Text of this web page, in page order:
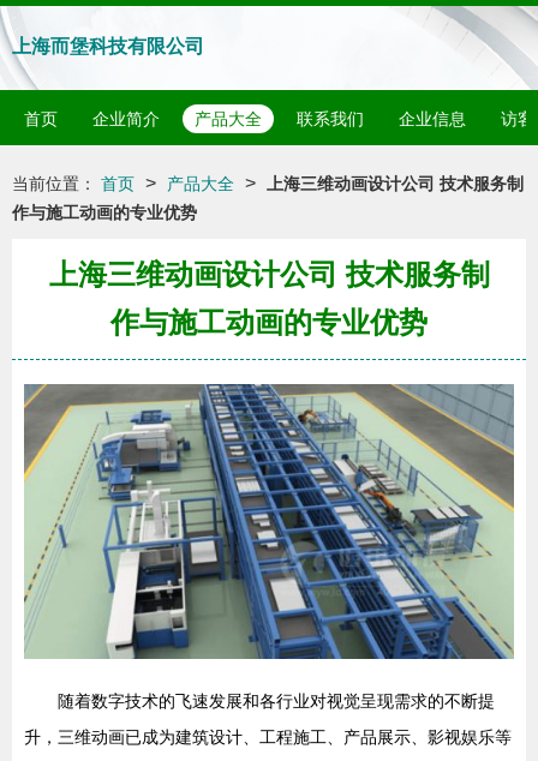
上海而堡科技有限公司
首页 企业简介 产品大全 联系我们 企业信息 访客
当前位置： 首页 > 产品大全 >
上海三维动画设计公司 技术服务制
作与施工动画的专业优势
上海三维动画设计公司 技术服务制
作与施工动画的专业优势
随着数字技术的飞速发展和各行业对视觉呈现需求的不断提
升，三维动画已成为建筑设计、工程施工、产品展示、影视娱乐等